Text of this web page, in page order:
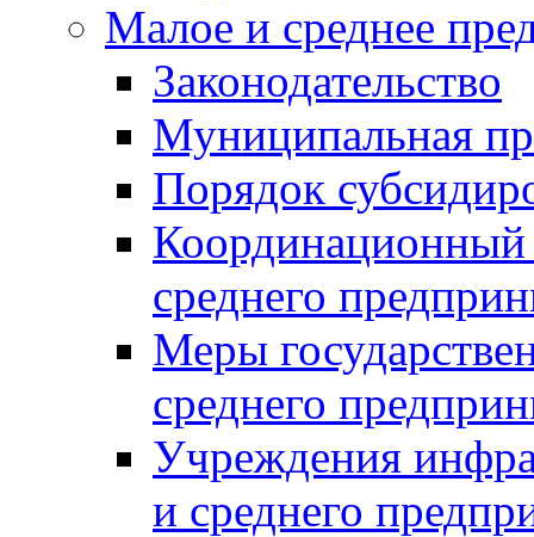
Малое и среднее
Законодательство
Муниципальная
Порядок
Координационный
среднего
Меры
среднего
Учреждения
и среднего